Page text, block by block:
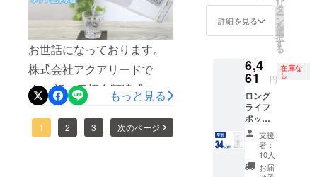
https://www.lifehacker.jp/202
1/12/machi-ya-water-long-
life-pot-review.html ご質問等
もお問合せフォームよりお
応えしておりますので、ご
支援前になにか気になるこ
となどございましたら、ど
お世話になっております。
株式会社アクアリードで
す。 祝！目標金額達成。応
援購入をくださったサポー
ターの皆様、誠にありがと
もっと見る
1 2 3 次のページ
年1月下
旬頃か
ら、各
ECサイ
HP等で
一般販
売を予
定。 ※
税込
み、送
料込の
価格と
なりま
す。
詳細を見る
リ
タ
ー
ン
を
選
択
す
る
6,4
61 円
在庫な
し
ロング
ライフ
ポット
×1 一般
販売予
定価格
9,790円
支援
者：
10人
お届